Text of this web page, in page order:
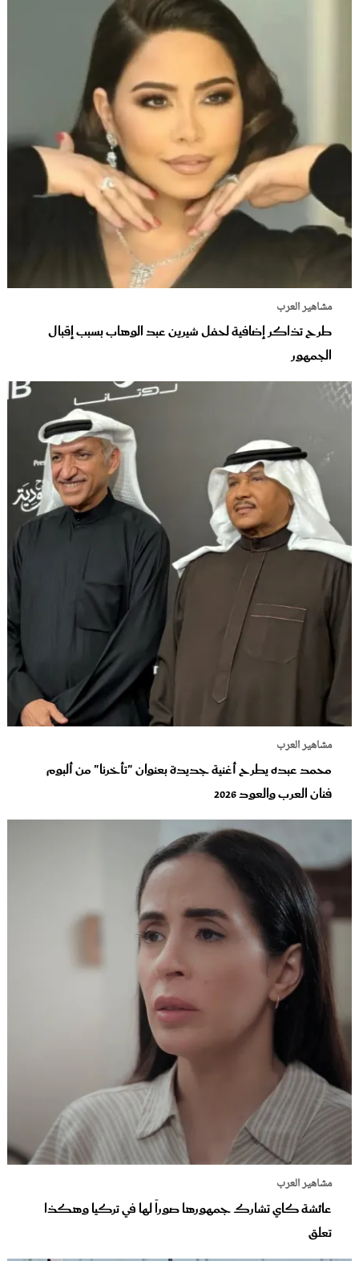
مشاهير العرب
طرح تذاكر إضافية لحفل شيرين عبد الوهاب بسبب إقبال
الجمهور
مشاهير العرب
محمد عبده يطرح أغنية جديدة بعنوان "تأخرنا" من ألبوم
فنان العرب والعود‬ 2026
مشاهير العرب
عائشة كاي تشارك جمهورها صوراً لها في تركيا وهكذا
تعلق